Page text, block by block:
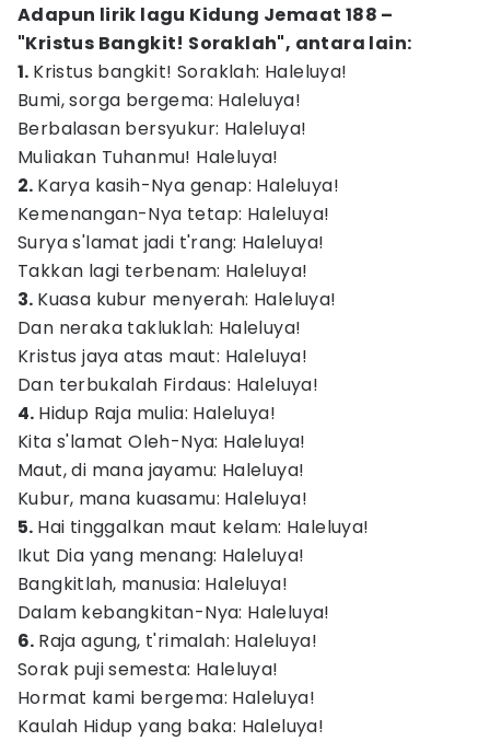
Adapun lirik lagu Kidung Jemaat 188 –
"Kristus Bangkit! Soraklah", antara lain:
1. Kristus bangkit! Soraklah: Haleluya!
Bumi, sorga bergema: Haleluya!
Berbalasan bersyukur: Haleluya!
Muliakan Tuhanmu! Haleluya!
2. Karya kasih-Nya genap: Haleluya!
Kemenangan-Nya tetap: Haleluya!
Surya s'lamat jadi t'rang: Haleluya!
Takkan lagi terbenam: Haleluya!
3. Kuasa kubur menyerah: Haleluya!
Dan neraka takluklah: Haleluya!
Kristus jaya atas maut: Haleluya!
Dan terbukalah Firdaus: Haleluya!
4. Hidup Raja mulia: Haleluya!
Kita s'lamat Oleh-Nya: Haleluya!
Maut, di mana jayamu: Haleluya!
Kubur, mana kuasamu: Haleluya!
5. Hai tinggalkan maut kelam: Haleluya!
Ikut Dia yang menang: Haleluya!
Bangkitlah, manusia: Haleluya!
Dalam kebangkitan-Nya: Haleluya!
6. Raja agung, t'rimalah: Haleluya!
Sorak puji semesta: Haleluya!
Hormat kami bergema: Haleluya!
Kaulah Hidup yang baka: Haleluya!